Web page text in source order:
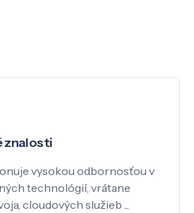
znalosti
vysokou odbornosťou v
technológií, vrátane
cloudových služieb ...